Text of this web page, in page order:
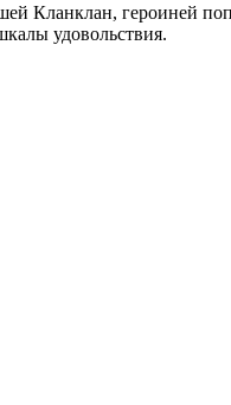
Кланклан, героиней
удовольствия.